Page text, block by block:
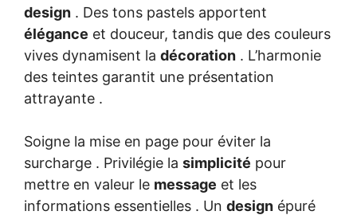
design . Des tons pastels apportent
élégance et douceur, tandis que des couleurs
vives dynamisent la décoration . L’harmonie
des teintes garantit une présentation
attrayante .
Soigne la mise en page pour éviter la
surcharge . Privilégie la simplicité pour
mettre en valeur le message et les
informations essentielles . Un design épuré